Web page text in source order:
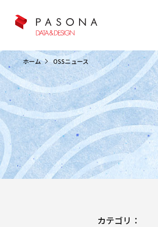
ホーム OSSニュース
カテゴリ：